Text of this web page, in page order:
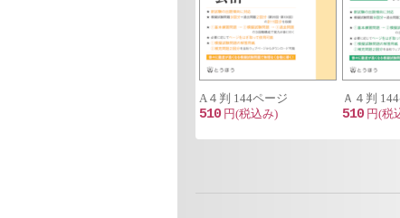
A４判 144ページ
510円(税込み)
Ａ４判
510円(税